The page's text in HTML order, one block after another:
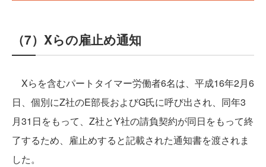
（7）Xらの雇止め通知
Xらを含むパートタイマー労働者6名は、平成16年2月6
日、個別にZ社のE部長およびG氏に呼び出され、同年3
月31日をもって、Z社とY社の請負契約が同日をもって終
了するため、雇止めすると記載された通知書を渡されま
した。